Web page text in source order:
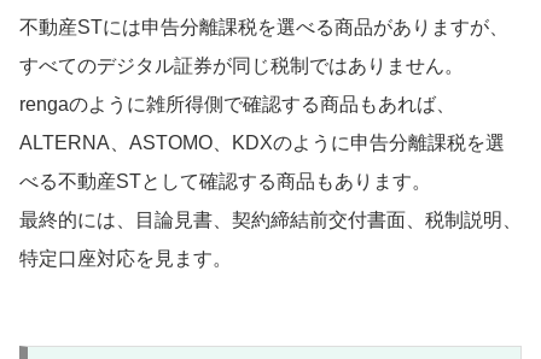
不動産STには申告分離課税を選べる商品がありますが、
すべてのデジタル証券が同じ税制ではありません。
rengaのように雑所得側で確認する商品もあれば、
ALTERNA、ASTOMO、KDXのように申告分離課税を選
べる不動産STとして確認する商品もあります。
最終的には、目論見書、契約締結前交付書面、税制説明、
特定口座対応を見ます。